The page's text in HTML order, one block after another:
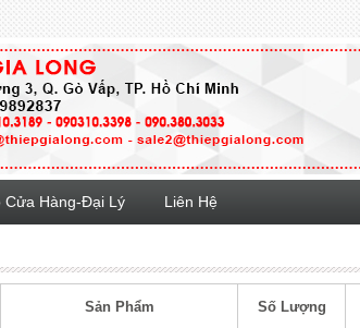
Sản Phẩm Số Lượng
Cửa Hàng-Đại Lý Liên Hệ